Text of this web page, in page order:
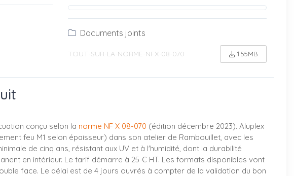
Documents joints
TOUT-SUR-LA-NORME-NFX-08-070 1.55MB
conçu selon la norme NF X 08-070 (édition décembre 2023). Aluplex
feu M1 selon épaisseur) dans son atelier de Rambouillet, avec les
de cinq ans, résistant aux UV et à l'humidité, dont la durabilité
en intérieur. Le tarif démarre à 25 € HT. Les formats disponibles vont
face. Le délai est de 4 jours ouvrés à compter de la validation du bon